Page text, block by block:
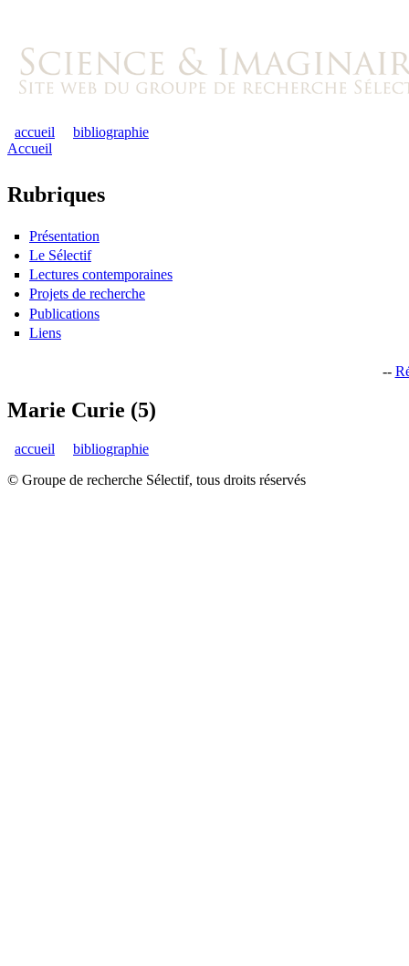
accueil
bibliographie
Accueil
Rubriques
Présentation
Le Sélectif
Lectures contemporaines
Projets de recherche
Publications
Liens
--
Marie Curie (5)
accueil
bibliographie
© Groupe de recherche Sélectif, tous droits réservés